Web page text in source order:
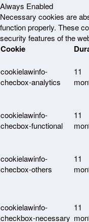
Always Enabled
Necessary cookies are
function properly. These
security features of the
Cookie
cookielawinfo-
checbox-analytics
11
cookielawinfo-
checbox-functional
11
cookielawinfo-
checbox-others
11
cookielawinfo-
checkbox-necessary
11